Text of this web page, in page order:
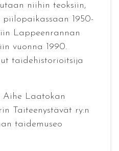
niihin teoksiin,
1950-
Lappeenrannan
vuonna 1990.
taidehistorioitsija
Aihe Laatokan
Taiteenystävät ry:n
taidemuseo